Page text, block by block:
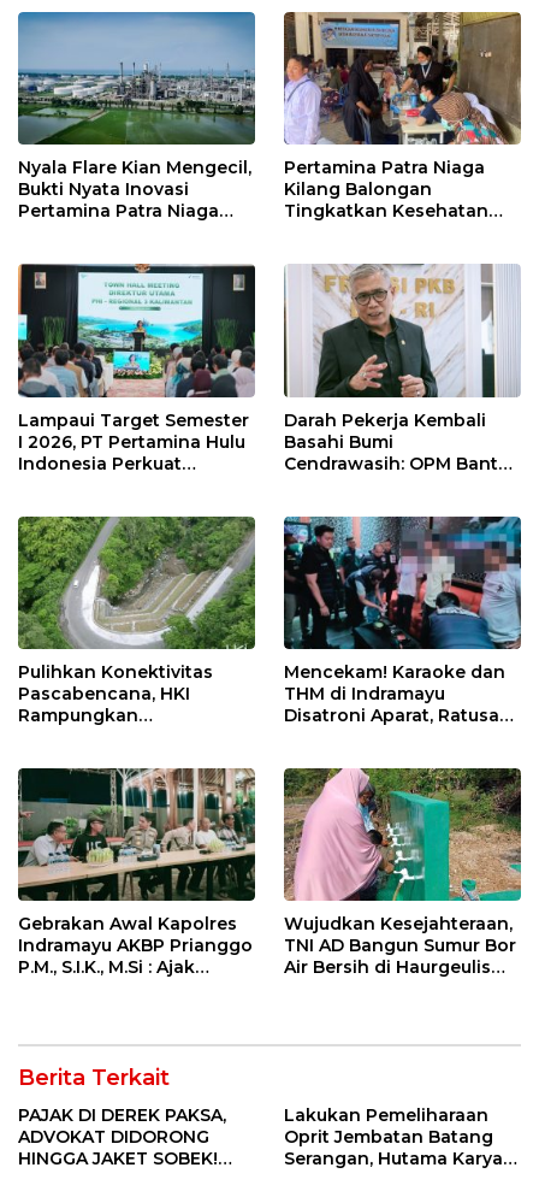
Nyala Flare Kian Mengecil,
Bukti Nyata Inovasi
Pertamina Patra Niaga
Pertamina Patra Niaga
Kilang Balongan
Tingkatkan Kesehatan
Rutin dan Edukasi
Perawatan Gigi
Lampaui Target Semester
I 2026, PT Pertamina Hulu
Indonesia Perkuat
Keselamatan Kerja
Darah Pekerja Kembali
Basahi Bumi
Cendrawasih: OPM Bantai
Pulihkan Konektivitas
Pascabencana, HKI
Rampungkan
Mencekam! Karaoke dan
THM di Indramayu
Disatroni Aparat, Ratusan
Gebrakan Awal Kapolres
Indramayu AKBP Prianggo
P.M., S.I.K., M.Si : Ajak
Wujudkan Kesejahteraan,
TNI AD Bangun Sumur Bor
Air Bersih di Haurgeulis
Berita Terkait
PAJAK DI DEREK PAKSA,
ADVOKAT DIDORONG
HINGGA JAKET SOBEK!
Lakukan Pemeliharaan
Oprit Jembatan Batang
Serangan, Hutama Karya